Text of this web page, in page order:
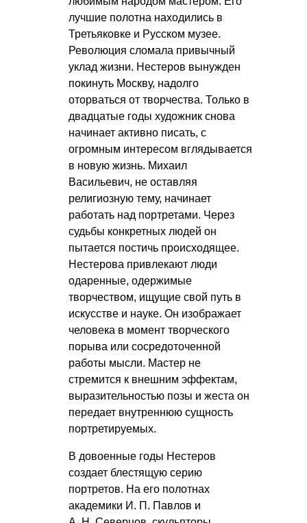
лучшие полотна находились в
Третьяковке и Русском музее.
Революция сломала привычный
уклад жизни. Нестеров вынужден
покинуть Москву, надолго
оторваться от творчества. Только в
двадцатые годы художник снова
начинает активно писать, с
огромным интересом вглядывается
в новую жизнь. Михаил
Васильевич, не оставляя
религиозную тему, начинает
работать над портретами. Через
судьбы конкретных людей он
пытается постичь происходящее.
Нестерова привлекают люди
одаренные, одержимые
творчеством, ищущие свой путь в
искусстве и науке. Он изображает
человека в момент творческого
порыва или сосредоточенной
работы мысли. Мастер не
стремится к внешним эффектам,
выразительностью позы и жеста он
передает внутреннюю сущность
портретируемых.
В довоенные годы Нестеров
создает блестящую серию
портретов. На его полотнах
академики И. П. Павлов и